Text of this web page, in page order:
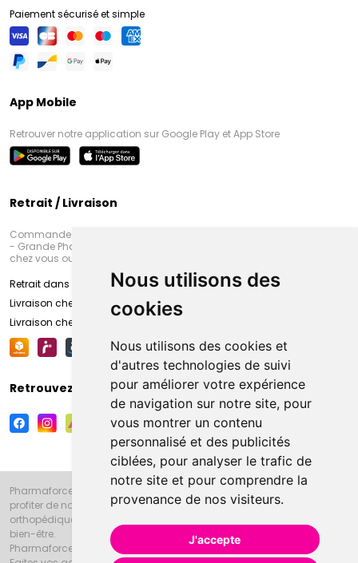
Nous utilisons des
cookies
Nous utilisons des cookies et
d'autres technologies de suivi
pour améliorer votre expérience
de navigation sur notre site, pour
vous montrer un contenu
personnalisé et des publicités
ciblées, pour analyser le trafic de
notre site et pour comprendre la
provenance de nos visiteurs.
J'accepte
Paiement sécurisé et simple
App Mobile
Retrouver notre application sur Google Play et App Store
Retrait / Livraison
Commandez en ligne et venez chercher votre commande à Amiens
- Grande Pharmacie d’Amiens (Fachon) ou recevez-là rapidement
chez vous ou en point retrait
Retrait dans la pharmacie d’Amiens
Livraison chez vous
Livraison chez votre commerçant
Retrouvez-nous sur vos réseaux sociaux
Pharmaforce.fr et la Grande Pharmacie d’Amiens vous souhaitent de
profiter de notre accueil, de nos conseils pharmaceutiques,
orthopédiques, homéopathiques, parapharmaceutiques, beauté et
bien-être.
Pharmaforce.fr est le site internet de la Grande Pharmacie d’Amiens.